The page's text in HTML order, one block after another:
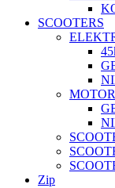
SCOOTERS
Zip